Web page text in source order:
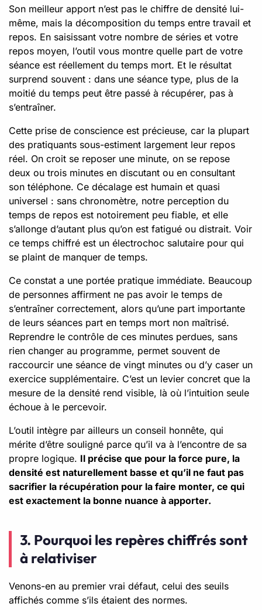
Son meilleur apport n’est pas le chiffre de densité lui-
même, mais la décomposition du temps entre travail et
repos. En saisissant votre nombre de séries et votre
repos moyen, l’outil vous montre quelle part de votre
séance est réellement du temps mort. Et le résultat
surprend souvent : dans une séance type, plus de la
moitié du temps peut être passé à récupérer, pas à
s’entraîner.
Cette prise de conscience est précieuse, car la plupart
des pratiquants sous-estiment largement leur repos
réel. On croit se reposer une minute, on se repose
deux ou trois minutes en discutant ou en consultant
son téléphone. Ce décalage est humain et quasi
universel : sans chronomètre, notre perception du
temps de repos est notoirement peu fiable, et elle
s’allonge d’autant plus qu’on est fatigué ou distrait. Voir
ce temps chiffré est un électrochoc salutaire pour qui
se plaint de manquer de temps.
Ce constat a une portée pratique immédiate. Beaucoup
de personnes affirment ne pas avoir le temps de
s’entraîner correctement, alors qu’une part importante
de leurs séances part en temps mort non maîtrisé.
Reprendre le contrôle de ces minutes perdues, sans
rien changer au programme, permet souvent de
raccourcir une séance de vingt minutes ou d’y caser un
exercice supplémentaire. C’est un levier concret que la
mesure de la densité rend visible, là où l’intuition seule
échoue à le percevoir.
L’outil intègre par ailleurs un conseil honnête, qui
mérite d’être souligné parce qu’il va à l’encontre de sa
propre logique. Il précise que pour la force pure, la
densité est naturellement basse et qu’il ne faut pas
sacrifier la récupération pour la faire monter, ce qui
est exactement la bonne nuance à apporter.
3. Pourquoi les repères chiffrés sont
à relativiser
Venons-en au premier vrai défaut, celui des seuils
affichés comme s’ils étaient des normes.